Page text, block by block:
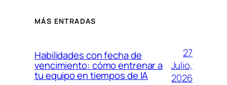
MÁS ENTRADAS
Habilidades con fecha de
vencimiento: cómo entrenar a
tu equipo en tiempos de IA
27
Julio,
2026